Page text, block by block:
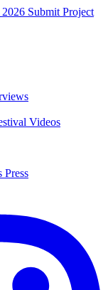
Submit Project
Videos
Press